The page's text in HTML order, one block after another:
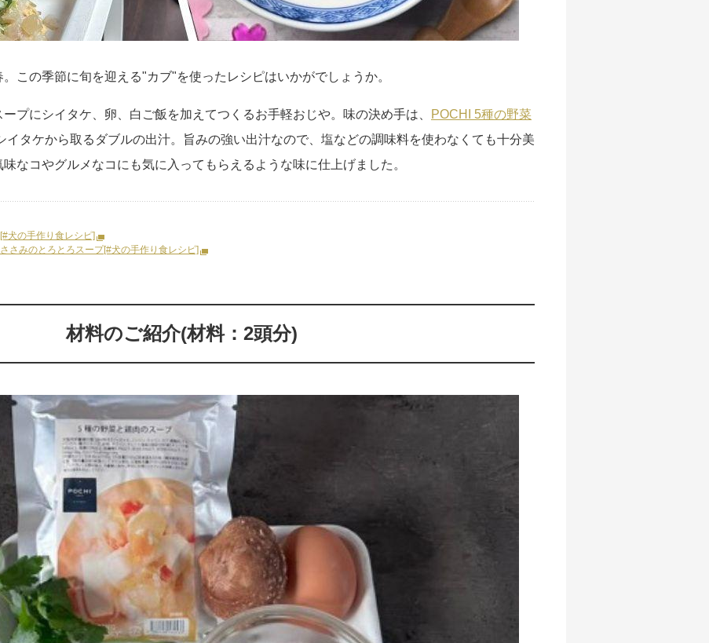
この季節に旬を迎える"カブ"を使ったレシピはいかがでしょうか。
プにシイタケ、卵、白ご飯を加えてつくるお手軽おじや。味の決め手は、
POCHI 5種の野菜
イタケから取るダブルの出汁。旨みの強い出汁なので、塩などの調味料を使わなくても十分美
なコやグルメなコにも気に入ってもらえるような味に仕上げました。
犬の手作り食レシピ]
さみのとろとろスープ[#犬の手作り食レシピ]
材料のご紹介(材料：2頭分)